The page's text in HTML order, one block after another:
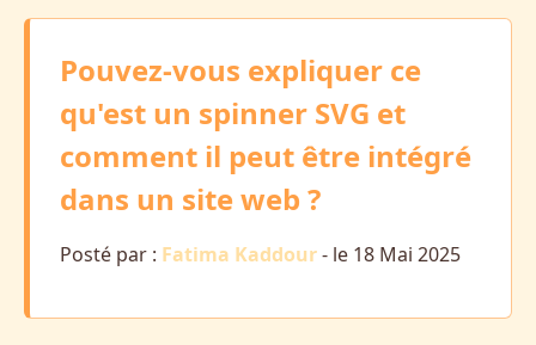
Pouvez-vous expliquer ce
qu'est un spinner SVG et
comment il peut être intégré
dans un site web ?
Posté par : Fatima Kaddour- le 18 Mai 2025